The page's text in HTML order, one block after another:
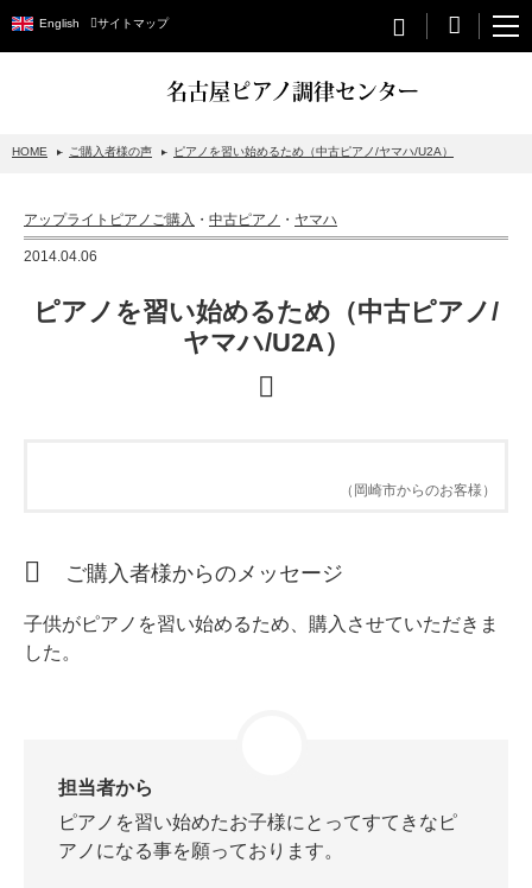
English サイトマップ
名古屋ピアノ調律センター
スタインウェイについて
アップライトピアノ
ホフマンアップライトピアノ
中古ピアノ
調律
HOME ご購入者様の声 ピアノを習い始めるため（中古ピアノ/ヤマハ/U2A）
アップライトピアノご購入 ・ 中古ピアノ ・ ヤマハ
2014.04.06
ピアノを習い始めるため（中古ピアノ/
ヤマハ/U2A）
（岡崎市からのお客様）
ご購入者様からのメッセージ
子供がピアノを習い始めるため、購入させていただきま
した。
担当者から
ピアノを習い始めたお子様にとってすてきなピ
アノになる事を願っております。